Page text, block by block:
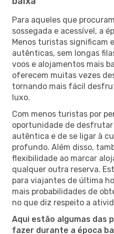
Para aqueles que
sossegada e acessível, a
Menos turistas significam
autênticas, sem longas
voos e alojamentos mais
oferecem muitas vezes
tornando mais fácil
luxo.
Com menos turistas por
oportunidade de
autêntica e de se ligar à
profundo. Além disso,
flexibilidade ao marcar
qualquer outra reserva.
para viajantes de última
mais probabilidades de
no que diz respeito a
Aqui estão algumas das
fazer durante a época